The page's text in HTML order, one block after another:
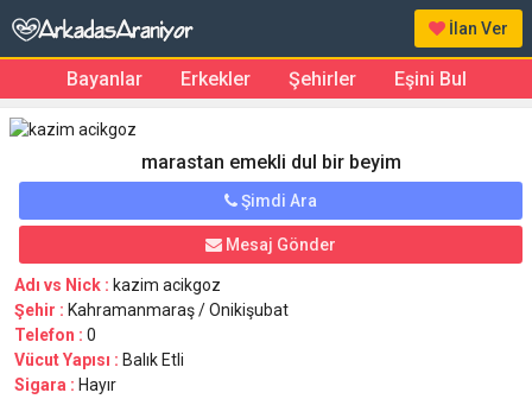
İlan Ver
Bayanlar Erkekler Şehirler Eşini Bul
marastan emekli dul bir beyim
Şimdi Ara
Mesaj Gönder
Adı vs Nick : kazim acikgoz
Şehir : Kahramanmaraş / Onikişubat
Telefon : 0
Vücut Yapısı : Balık Etli
Sigara : Hayır